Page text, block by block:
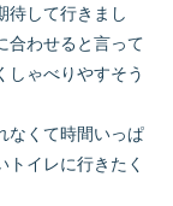
待して行きまし
合わせると言って
しゃべりやすそう
なくて時間いっぱ
イレに行きたく